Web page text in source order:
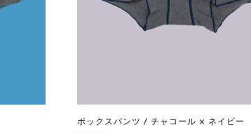
ボックスパンツ / チャコール × ネイビー